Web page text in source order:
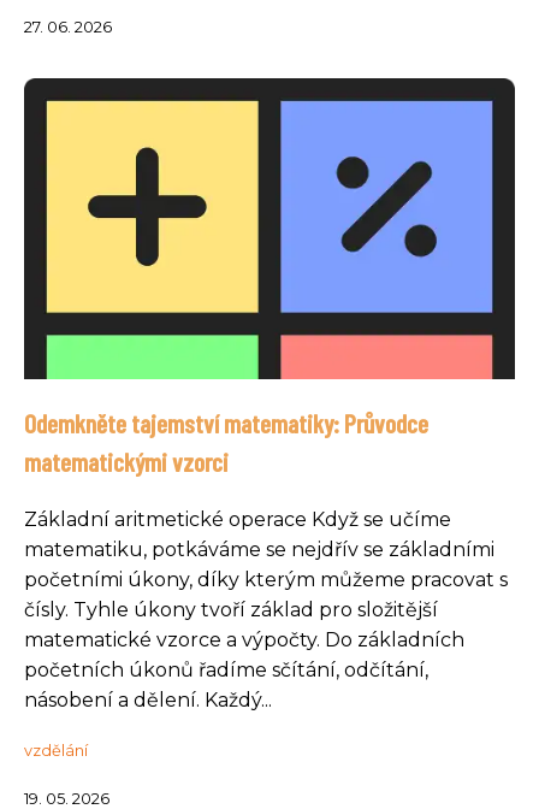
27. 06. 2026
Odemkněte tajemství matematiky: Průvodce
matematickými vzorci
Základní aritmetické operace Když se učíme
matematiku, potkáváme se nejdřív se základními
početními úkony, díky kterým můžeme pracovat s
čísly. Tyhle úkony tvoří základ pro složitější
matematické vzorce a výpočty. Do základních
početních úkonů řadíme sčítání, odčítání,
násobení a dělení. Každý...
vzdělání
19. 05. 2026